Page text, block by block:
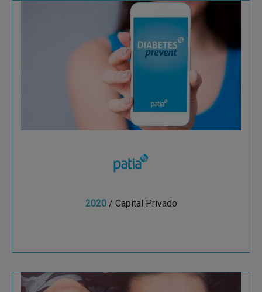
2020/ Capital Privado
Patia
Patia en colaboración con científicos del
Proyecto SIGMA, clínicos del Mass General
Hospital y Broad Institute, ha desarrollado una
plataforma...
Ver más